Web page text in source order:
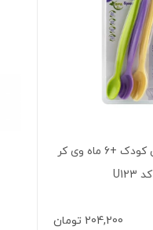
قاشق حرارتی کودک +6 ماه وی کر
کد U123
204,200 تومان